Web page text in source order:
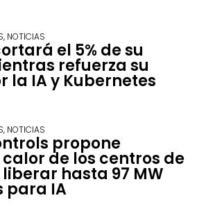
, NOTICIAS
el 5% de su
refuerza su
la IA y Kubernetes
, NOTICIAS
propone
de los centros de
hasta 97 MW
para IA